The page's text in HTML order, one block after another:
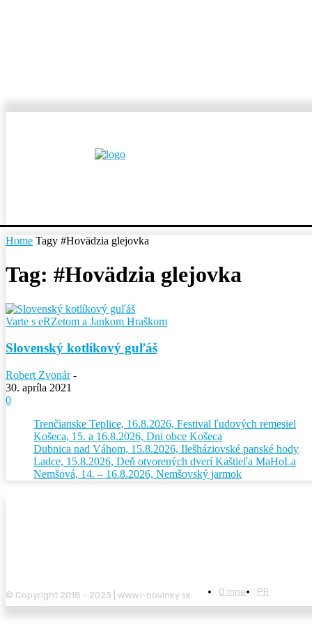
Home Tagy #Hovädzia glejovka
Tag: #Hovädzia glejovka
Varte s eRZetom a Jankom Hraškom
Slovenský kotlíkový guľáš
Robert Zvonár -
30. apríla 2021
0
Trenčianske Teplice, 16.8.2026, Festival ľudových remesiel
Košeca, 15. a 16.8.2026, Dni obce Košeca
Dubnica nad Váhom, 15.8.2026, Ilešháziovské panské hody
Ladce, 15.8.2026, Deň otvorených dverí Kaštieľa MaHoLa
Nemšová, 14. – 16.8.2026, Nemšovský jarmok
© Copyright 2018 - 2023 | www.i-novinky.sk O mne PR